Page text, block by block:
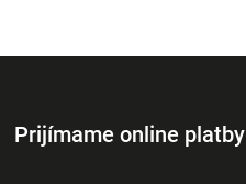
Prijímame online platby